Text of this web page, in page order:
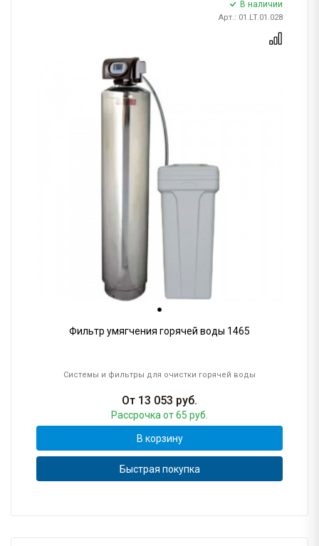
В наличии
Арт.: 01.LT.01.028
Фильтр умягчения горячей воды 1465
Системы и фильтры для очистки горячей воды
От 13 053 руб.
Рассрочка от 65 руб.
В корзину
Быстрая покупка